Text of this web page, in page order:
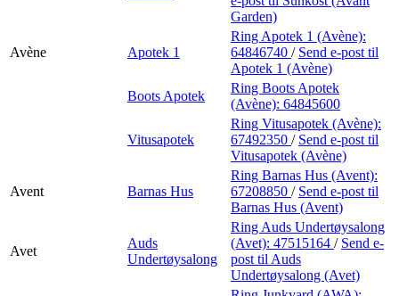
Garden)
Avène Apotek 1
Ring Apotek 1 (Avène):
64846740 / Send e-post til
Apotek 1 (Avène)
Boots Apotek
Ring Boots Apotek
(Avène): 64845600
Vitusapotek
Ring Vitusapotek (Avène):
67492350 / Send e-post til
Vitusapotek (Avène)
Avent Barnas Hus
Ring Barnas Hus (Avent):
67208850 / Send e-post til
Barnas Hus (Avent)
Avet
Auds
Undertøysalong
Ring Auds Undertøysalong
(Avet): 47515164 / Send e-
post til Auds
Undertøysalong (Avet)